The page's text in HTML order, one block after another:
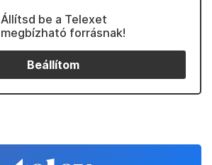
Állítsd be a Telexet
megbízható forrásnak!
Beállítom